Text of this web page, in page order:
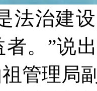
法治建
者。”说
管理局